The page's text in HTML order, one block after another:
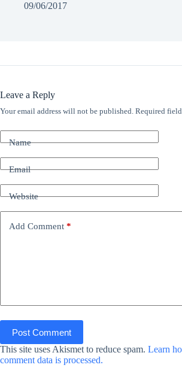
09/06/2017
Leave a Reply
Your email address will not be published. Required
Name
Email
Website
Add Comment *
Post Comment
This site uses Akismet to reduce spam. Learn
comment data is processed.